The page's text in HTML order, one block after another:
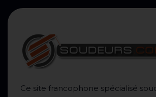
Ce site francophone spécialisé